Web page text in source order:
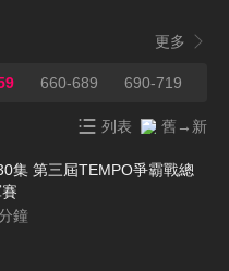
更多
660-689 690-719
列表 舊→新
集 第三屆TEMPO爭霸戰總
鐘